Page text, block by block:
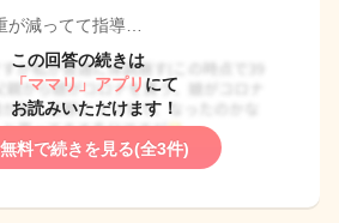
が減ってて指導…
この回答の続きは
「ママリ」アプリ にて
お読みいただけます！
無料で続きを見る(全3件)